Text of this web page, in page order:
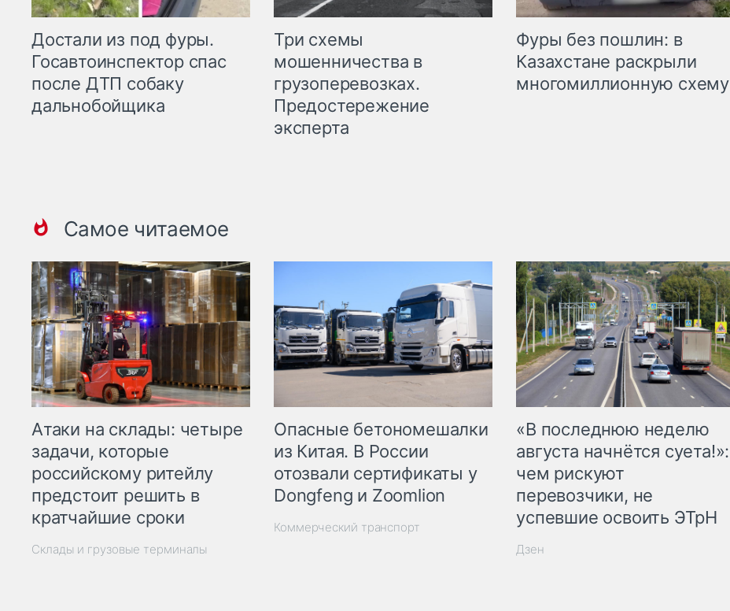
Достали из под фуры.
Госавтоинспектор спас
после ДТП собаку
дальнобойщика
Три схемы
мошенничества в
грузоперевозках.
Предостережение
эксперта
Фуры без пошлин: в
Казахстане раскрыли
многомиллионную схему
Самое читаемое
Атаки на склады: четыре
задачи, которые
российскому ритейлу
предстоит решить в
кратчайшие сроки
Склады и грузовые терминалы
Опасные бетономешалки
из Китая. В России
отозвали сертификаты у
Dongfeng и Zoomlion
Коммерческий транспорт
«В последнюю неделю
августа начнётся суета!»:
чем рискуют
перевозчики, не
успевшие освоить ЭТрН
Дзен